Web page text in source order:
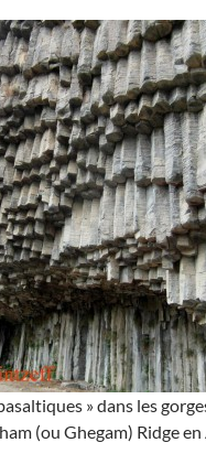
» dans les
(ou Ghegam) Ridge